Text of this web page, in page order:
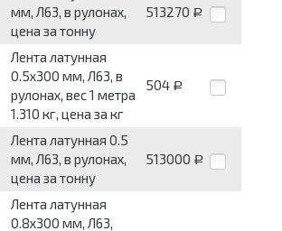
мм, Л63, в рулонах,
цена за тонну
513270 Р
Лента латунная
0.5x300 мм, Л63, в
рулонах, вес 1 метра
1.310 кг, цена за кг
504 Р
Лента латунная 0.5
мм, Л63, в рулонах,
цена за тонну
513000 Р
Лента латунная
0.8x300 мм, Л63,